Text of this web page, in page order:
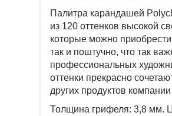
Палитра карандашей
из 120 оттенков высокой
которые можно приобрести
так и поштучно, что так
профессиональных
оттенки прекрасно
других продуктов
Толщина грифеля: 3,8 мм.